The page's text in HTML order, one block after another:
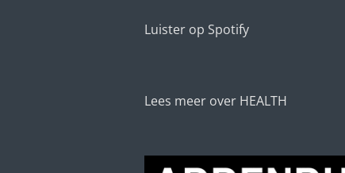
Luister op Spotify
Lees meer over HEALTH